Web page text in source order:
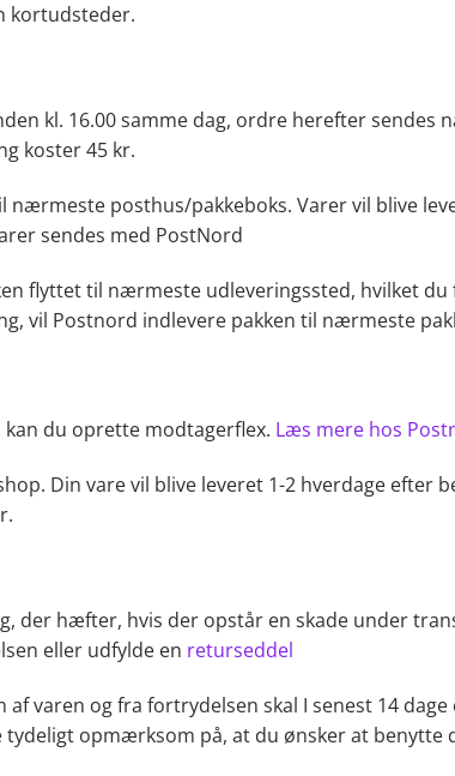
kortudsteder.
kl. 16.00 samme dag, ordre herefter
koster 45 kr.
posthus/pakkeboks. Varer vil blive
sendes med PostNord
flyttet til nærmeste udleveringssted, hvilket
vil Postnord indlevere pakken til nærmeste
du oprette modtagerflex. Læs mere hos
Din vare vil blive leveret 1-2 hverdage
der hæfter, hvis der opstår en skade under
eller udfylde en returseddel
varen og fra fortrydelsen skal I senest 14
tydeligt opmærksom på, at du ønsker at benytte